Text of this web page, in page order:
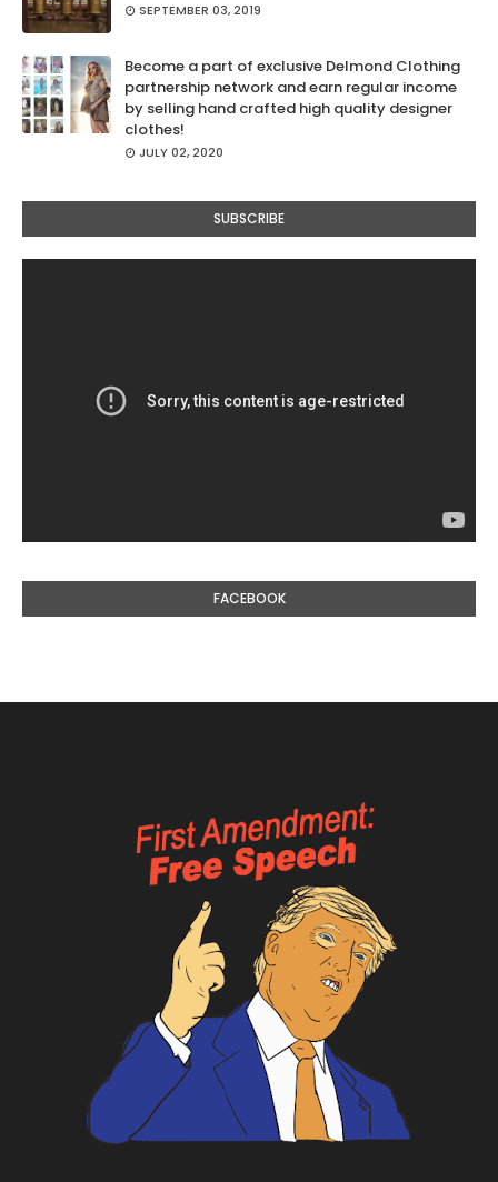
SEPTEMBER 03, 2019
Become a part of exclusive Delmond Clothing
partnership network and earn regular income
by selling hand crafted high quality designer
clothes!
JULY 02, 2020
SUBSCRIBE
FACEBOOK